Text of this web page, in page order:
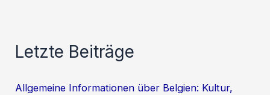
Letzte Beiträge
Allgemeine Informationen über Belgien: Kultur,